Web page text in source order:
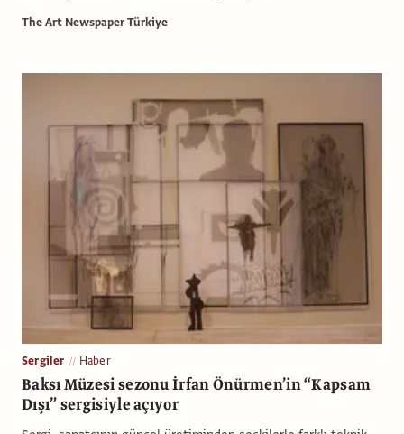
The Art Newspaper Türkiye
Sergiler Haber
Baksı Müzesi sezonu İrfan Önürmen’in “Kapsam
Dışı” sergisiyle açıyor